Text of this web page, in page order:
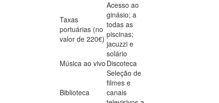
Taxas
portuárias (no
valor de 220€)
Acesso ao
ginásio; a
todas as
piscinas;
jacuzzi e
solário
Música ao vivo Discoteca
Biblioteca
Seleção de
filmes e
canais